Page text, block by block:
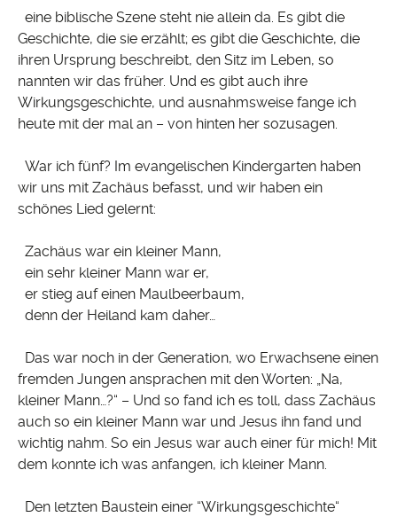
eine biblische Szene steht nie allein da. Es gibt die
Geschichte, die sie erzählt; es gibt die Geschichte, die
ihren Ursprung beschreibt, den Sitz im Leben, so
nannten wir das früher. Und es gibt auch ihre
Wirkungsgeschichte, und ausnahmsweise fange ich
heute mit der mal an – von hinten her sozusagen.
War ich fünf? Im evangelischen Kindergarten haben
wir uns mit Zachäus befasst, und wir haben ein
schönes Lied gelernt:
Zachäus war ein kleiner Mann,
ein sehr kleiner Mann war er,
er stieg auf einen Maulbeerbaum,
denn der Heiland kam daher…
Das war noch in der Generation, wo Erwachsene einen
fremden Jungen ansprachen mit den Worten: „Na,
kleiner Mann…?“ – Und so fand ich es toll, dass Zachäus
auch so ein kleiner Mann war und Jesus ihn fand und
wichtig nahm. So ein Jesus war auch einer für mich! Mit
dem konnte ich was anfangen, ich kleiner Mann.
Den letzten Baustein einer “Wirkungsgeschichte“